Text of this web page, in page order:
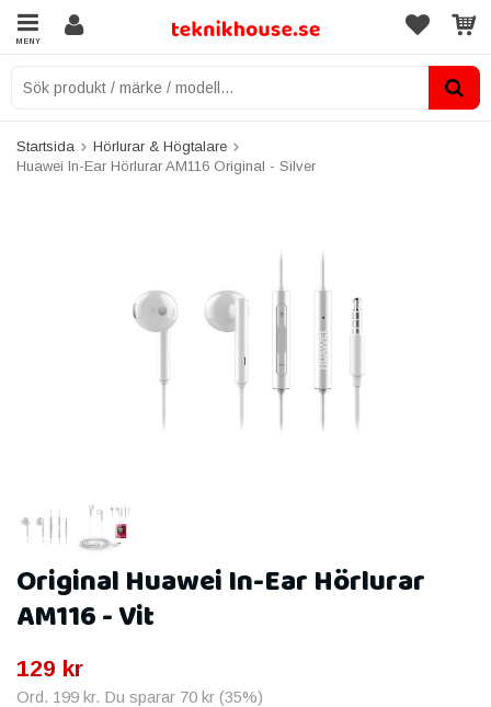
MENY
Startsida
Hörlurar & Högtalare
Huawei In-Ear Hörlurar AM116 Original - Silver
Original Huawei In-Ear Hörlurar
AM116 - Vit
129 kr
Ord. 199 kr. Du sparar 70 kr (35%)